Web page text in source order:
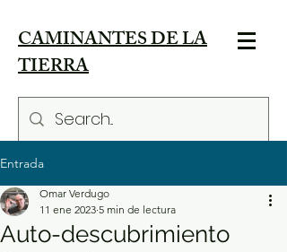
CAMINANTES DE LA
TIERRA
Entrada
Auto-descubrimiento
Omar Verdugo
11 ene 2023 5 min de lectura